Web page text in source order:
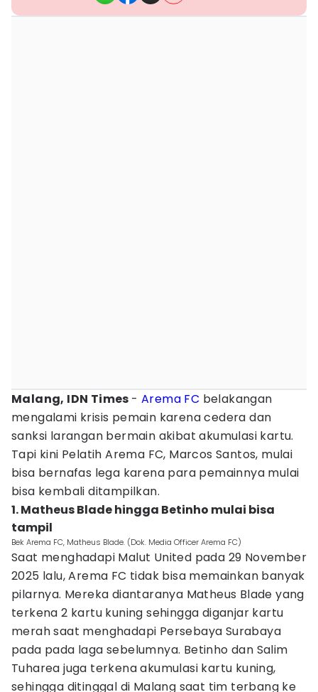
Malang, IDN Times -Arema FC belakangan
mengalami krisis pemain karena cedera dan
sanksi larangan bermain akibat akumulasi kartu.
Tapi kini Pelatih Arema FC, Marcos Santos, mulai
bisa bernafas lega karena para pemainnya mulai
bisa kembali ditampilkan.
1. Matheus Blade hingga Betinho mulai bisa
tampil
Bek Arema FC, Matheus Blade. (Dok. Media Officer Arema FC)
Saat menghadapi Malut United pada 29 November
2025 lalu, Arema FC tidak bisa memainkan banyak
pilarnya. Mereka diantaranya Matheus Blade yang
terkena 2 kartu kuning sehingga diganjar kartu
merah saat menghadapi Persebaya Surabaya
pada pada laga sebelumnya. Betinho dan Salim
Tuharea juga terkena akumulasi kartu kuning,
sehingga ditinggal di Malang saat tim terbang ke